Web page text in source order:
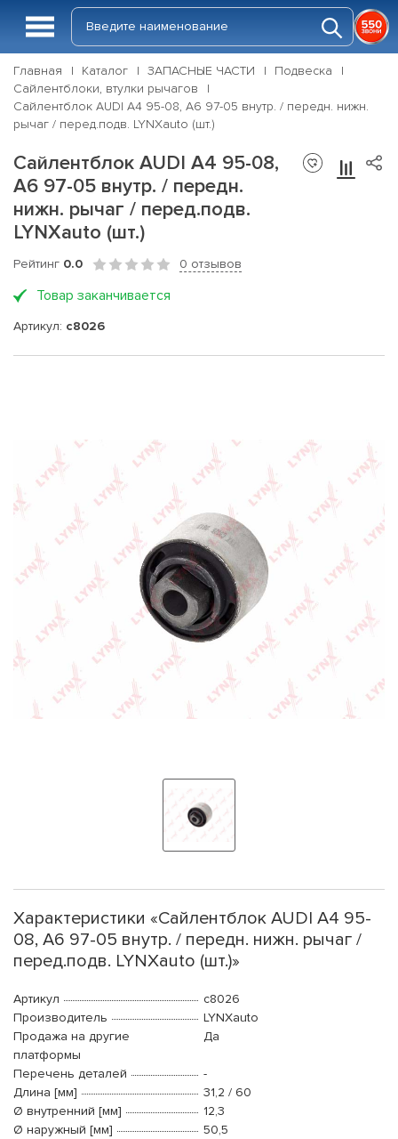
Главная Каталог ЗАПАСНЫЕ ЧАСТИ
Подвеска
Сайлентблоки, втулки рычагов
Сайлентблок AUDI A4 95-08, A6 97-05 внутр. / передн. нижн.
рычаг / перед.подв. LYNXauto (шт.)
Сайлентблок AUDI A4 95-08,
A6 97-05 внутр. / передн.
нижн. рычаг / перед.подв.
LYNXauto (шт.)
Рейтинг 0.0 0 отзывов
Товар заканчивается
Артикул: c8026
Характеристики «Сайлентблок AUDI A4 95-
08, A6 97-05 внутр. / передн. нижн. рычаг /
перед.подв. LYNXauto (шт.)»
Артикул
c8026
Производитель
LYNXauto
Продажа на другие
платформы
Да
Перечень деталей
-
Длина [мм]
31,2 / 60
Ø внутренний [мм]
12,3
Ø наружный [мм]
50,5